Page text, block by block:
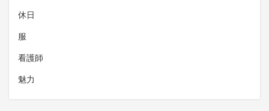
休日
服
看護師
魅力